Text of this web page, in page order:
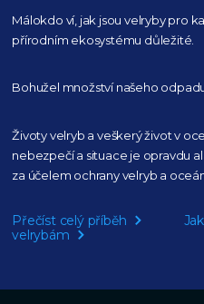
Málokdo ví, jak jsou velryby pro
přírodním ekosystému důležité.
Bohužel množství našeho
Životy velryb a veškerý život v
nebezpečí a situace je opravdu
za účelem ochrany velryb a
Přečíst celý příběh
velrybám